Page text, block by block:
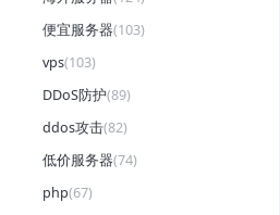
便宜服务器(103)
vps(103)
DDoS防护(89)
ddos攻击(82)
低价服务器(74)
php(67)